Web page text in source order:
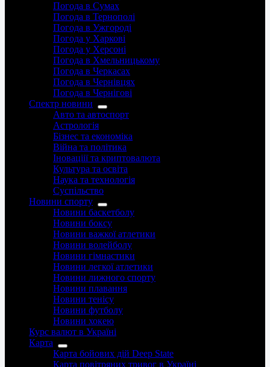
Погода в Сумах
Погода в Тернополі
Погода в Ужгороді
Погода у Харкові
Погода у Херсоні
Погода в Хмельницькому
Погода в Черкасах
Погода в Чернівцях
Погода в Чернігові
Спектр новини
Авто та автоспорт
Астрологія
Бізнес та економіка
Війна та політика
Іноваціії та криптовалюта
Культура та освіта
Наука та технологія
Суспільство
Новини спорту
Новини баскетболу
Новини боксу
Новини важкої атлетики
Новини волейболу
Новини гімнастики
Новини легкої атлетики
Новини лижного спорту
Новини плавання
Новини тенісу
Новини футболу
Новини хокею
Курс валют в Україні
Карта
Карта бойових дій Deep State
Карта повітряних тривог в Україні